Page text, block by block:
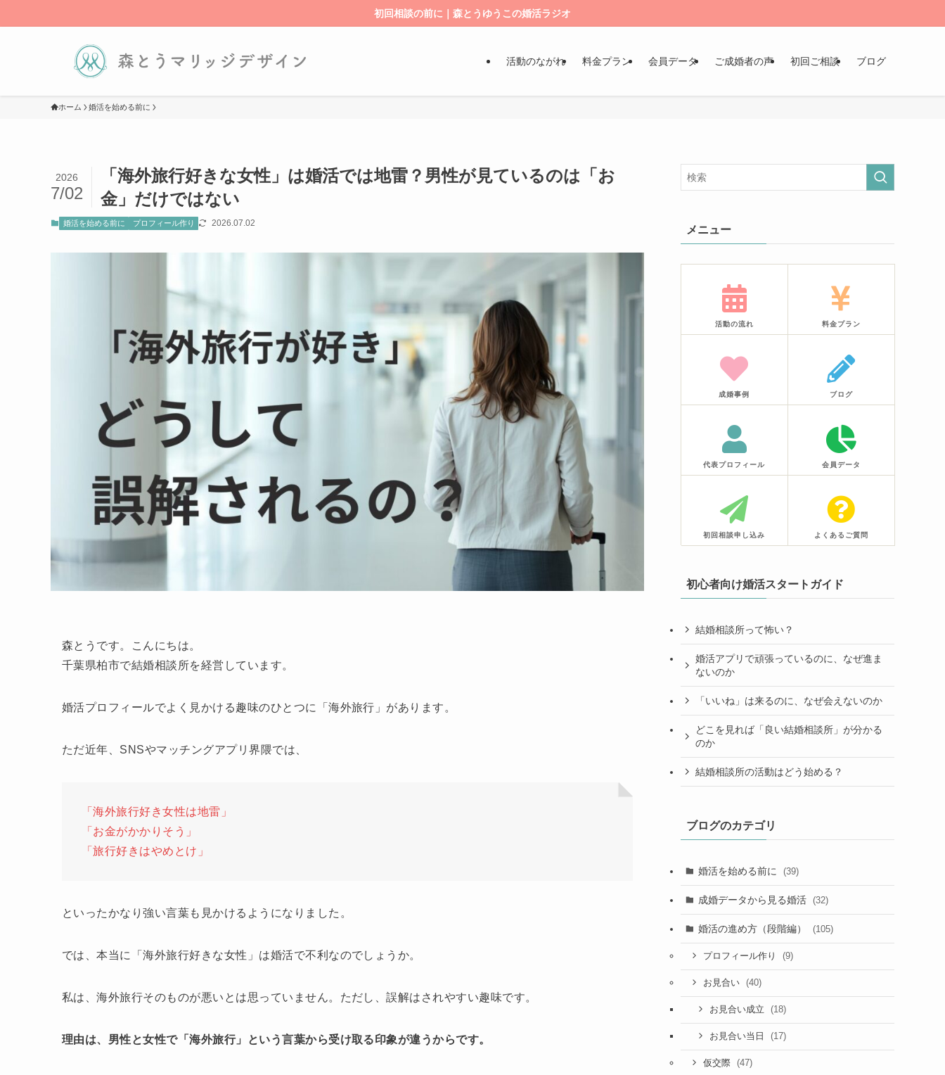
初回相談の前に｜森とうゆうこの婚活ラジオ
活動のながれ 料金プラン 会員データ ご成婚者の声 初回ご相談 ブログ
ホーム 婚活を始める前に
「海外旅行好きな女性」は婚活では地雷？男性が見ているのは「お
金」だけではない
2026
7/02
婚活を始める前に プロフィール作り 2026.07.02
森とうです。こんにちは。
千葉県柏市で結婚相談所を経営しています。
婚活プロフィールでよく見かける趣味のひとつに「海外旅行」があります。
ただ近年、SNSやマッチングアプリ界隈では、
「海外旅行好き女性は地雷」
「お金がかかりそう」
「旅行好きはやめとけ」
といったかなり強い言葉も見かけるようになりました。
では、本当に「海外旅行好きな女性」は婚活で不利なのでしょうか。
私は、海外旅行そのものが悪いとは思っていません。ただし、誤解はされやすい趣味です。
理由は、男性と女性で「海外旅行」という言葉から受け取る印象が違うからです。
メニュー
活動の流れ 料金プラン
成婚事例 ブログ
代表プロフィール 会員データ
初回相談申し込み よくあるご質問
初心者向け婚活スタートガイド
結婚相談所って怖い？
婚活アプリで頑張っているのに、なぜ進ま
ないのか
「いいね」は来るのに、なぜ会えないのか
どこを見れば「良い結婚相談所」が分かる
のか
結婚相談所の活動はどう始める？
ブログのカテゴリ
婚活を始める前に (39)
成婚データから見る婚活 (32)
婚活の進め方（段階編） (105)
プロフィール作り (9)
お見合い (40)
お見合い成立 (18)
お見合い当日 (17)
仮交際 (47)